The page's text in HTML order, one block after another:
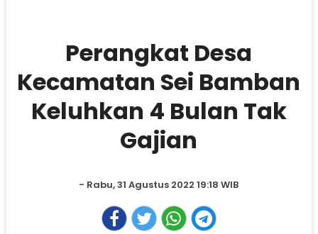
Perangkat Desa
Kecamatan Sei Bamban
Keluhkan 4 Bulan Tak
Gajian
- Rabu, 31 Agustus 2022 19:18 WIB